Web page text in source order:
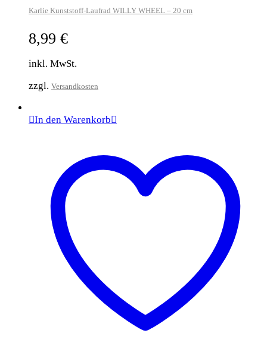
Karlie Kunststoff-Laufrad WILLY WHEEL – 20 cm
8,99 €
inkl. MwSt.
zzgl. Versandkosten
In den Warenkorb